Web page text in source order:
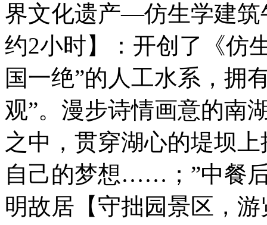
界文化遗产—仿生学建
约2小时】：开创了《仿
国一绝”的人工水系，拥
观”。漫步诗情画意的南
之中，贯穿湖心的堤坝
自己的梦想……；”中餐
明故居【守拙园景区，